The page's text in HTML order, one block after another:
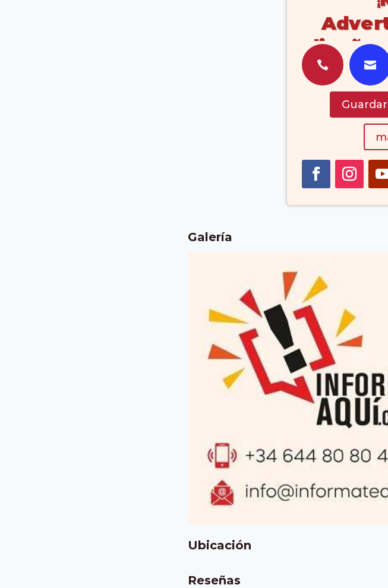
diseño
Islas
 
Galería
Ubicación
Reseñas